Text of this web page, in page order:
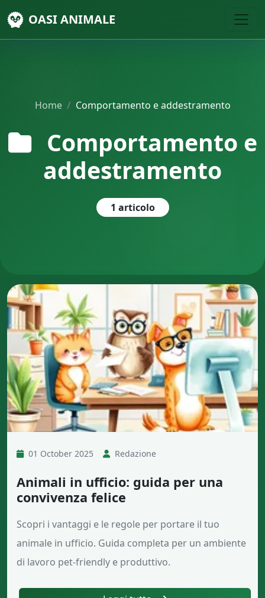
OASI ANIMALE
Home Comportamento e addestramento
Comportamento e
addestramento
1 articolo
01 October 2025 Redazione
Animali in ufficio: guida per una
convivenza felice
Scopri i vantaggi e le regole per portare il tuo
animale in ufficio. Guida completa per un ambiente
di lavoro pet-friendly e produttivo.